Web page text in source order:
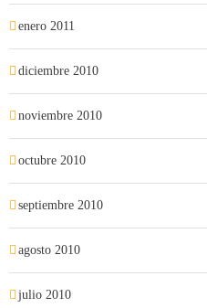
enero 2011
diciembre 2010
noviembre 2010
octubre 2010
septiembre 2010
agosto 2010
julio 2010